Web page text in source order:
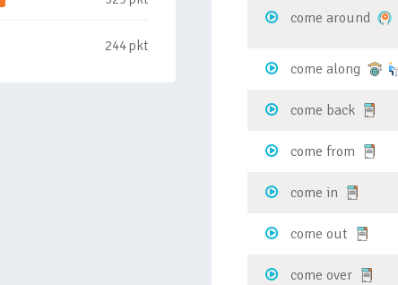
244 pkt
come around
come along
come back
come from
come in
come out
come over